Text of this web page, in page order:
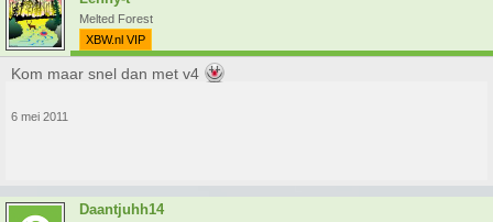
Melted Forest
XBW.nl VIP
Kom maar snel dan met v4
6 mei 2011
Daantjuhh14